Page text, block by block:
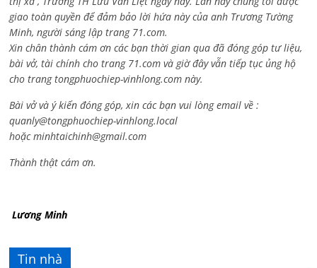
giao toàn quyền để đảm bảo lời hứa này của anh Trương Tường
Minh, người sáng lập trang 71.com.
Xin chân thành cám ơn các bạn thời gian qua đã đóng góp tư liệu,
bài vở, tài chính cho trang 71.com và giờ đây vẫn tiếp tục ủng hộ
cho trang tongphuochiep-vinhlong.com này.
Bài vở và ý kiến đóng góp, xin các bạn vui lòng email về :
quanly@tongphuochiep-vinhlong.local
hoặcminhtaichinh@gmail.com
Thành thật cám ơn.
Lương Minh
Tin nhà